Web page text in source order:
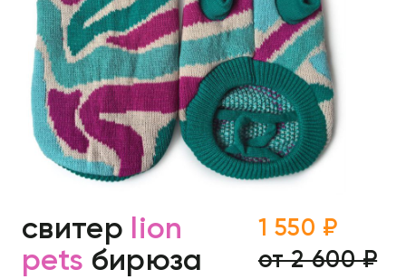
свитер lion
pets бирюза
1 550 ₽
от 2 600 ₽